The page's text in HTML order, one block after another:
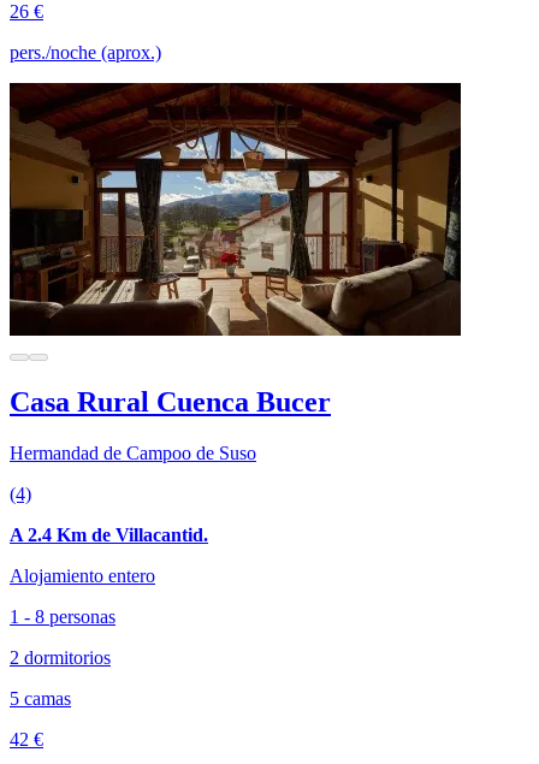
26 €
pers./noche (aprox.)
Casa Rural Cuenca Bucer
Hermandad de Campoo de Suso
(4)
A 2.4 Km de Villacantid.
Alojamiento entero
1 - 8 personas
2 dormitorios
5 camas
42 €